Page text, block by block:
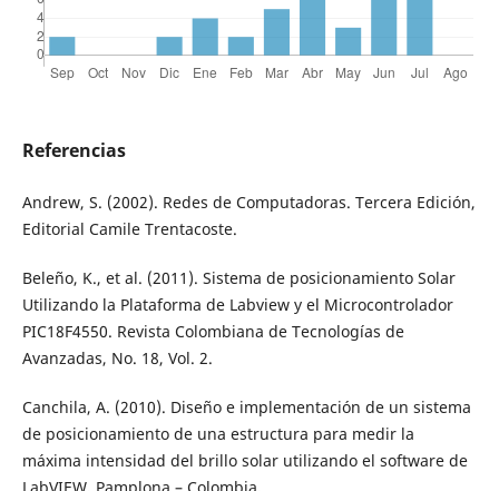
Referencias
Andrew, S. (2002). Redes de Computadoras. Tercera Edición,
Editorial Camile Trentacoste.
Beleño, K., et al. (2011). Sistema de posicionamiento Solar
Utilizando la Plataforma de Labview y el Microcontrolador
PIC18F4550. Revista Colombiana de Tecnologías de
Avanzadas, No. 18, Vol. 2.
Canchila, A. (2010). Diseño e implementación de un sistema
de posicionamiento de una estructura para medir la
máxima intensidad del brillo solar utilizando el software de
LabVIEW, Pamplona – Colombia.